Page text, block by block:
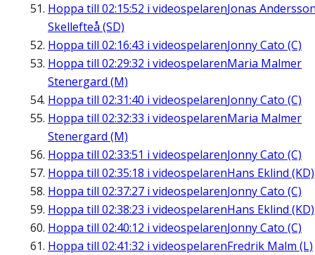
Hoppa till 02:15:52 i videospelarenJonas
Skellefteå (SD)
Hoppa till 02:16:43 i videospelarenJonny Cato (C)
Hoppa till 02:29:32 i videospelarenMaria Malmer
Stenergard (M)
Hoppa till 02:31:40 i videospelarenJonny Cato (C)
Hoppa till 02:32:33 i videospelarenMaria Malmer
Stenergard (M)
Hoppa till 02:33:51 i videospelarenJonny Cato (C)
Hoppa till 02:35:18 i videospelarenHans Eklind (KD)
Hoppa till 02:37:27 i videospelarenJonny Cato (C)
Hoppa till 02:38:23 i videospelarenHans Eklind (KD)
Hoppa till 02:40:12 i videospelarenJonny Cato (C)
Hoppa till 02:41:32 i videospelarenFredrik Malm (L)